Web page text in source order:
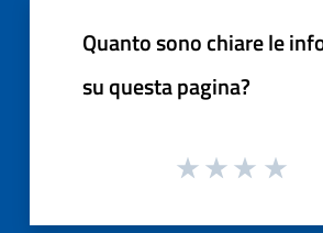
Quanto sono chiare le
su questa pagina?